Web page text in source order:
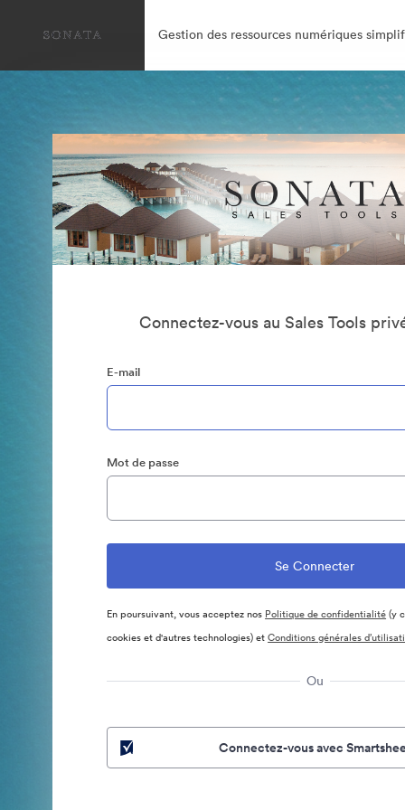
Gestion des ressources numériques
Connectez-vous au Sales Tools
E-mail
Mot de passe
En poursuivant, vous acceptez nos Politique de confidentialité(y
cookies et d'autres technologies) etConditions générales
Ou
Connectez-vous avec